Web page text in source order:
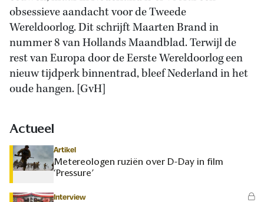
obsessieve aandacht voor de Tweede
Wereldoorlog. Dit schrijft Maarten Brand in
nummer 8 van Hollands Maandblad. Terwijl de
rest van Europa door de Eerste Wereldoorlog een
nieuw tijdperk binnentrad, bleef Nederland in het
oude hangen. [GvH]
Actueel
Artikel
Metereologen ruziën over D-Day in film
‘Pressure’
Interview